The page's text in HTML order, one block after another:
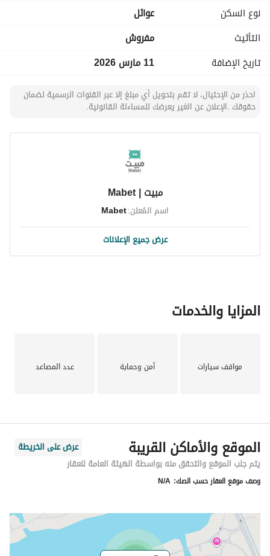
نوع السكن
عوائل
التأثيث
مفروش
تاريخ الإضافة
11 مارس 2026
احذر من الإحتيال، لا تقم بتحويل أي مبلغ إلا عبر القنوات الرسمية لضمان
حقوقك .الإعلان عن الغير يعرضك للمساءلة القانونية.
مبيت | Mabet
اسم المُعلن:Mabet
عرض جميع الإعلانات
المزايا والخدمات
مواقف سيارات أمن وحماية عدد المصاعد
الموقع والأماكن القريبة
عرض على الخريطة
يتم جلب الموقع والتحقق منه بواسطة الهيئة العامة للعقار
وصف موقع العقار حسب الصك: N/A